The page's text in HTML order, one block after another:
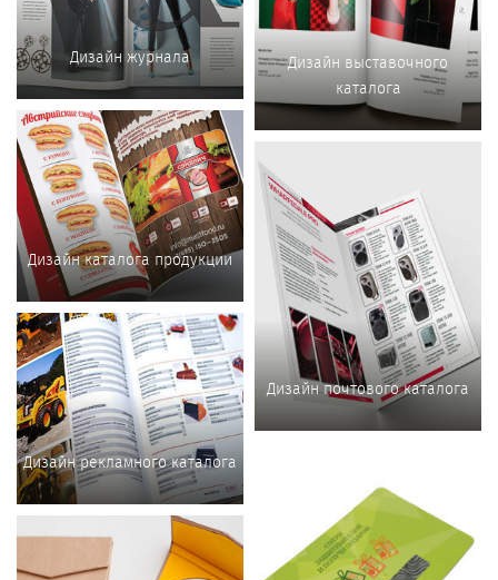
Дизайн выставочного
каталога
Дизайн журнала
Дизайн каталога продукции
Дизайн почтового каталога
Дизайн рекламного каталога